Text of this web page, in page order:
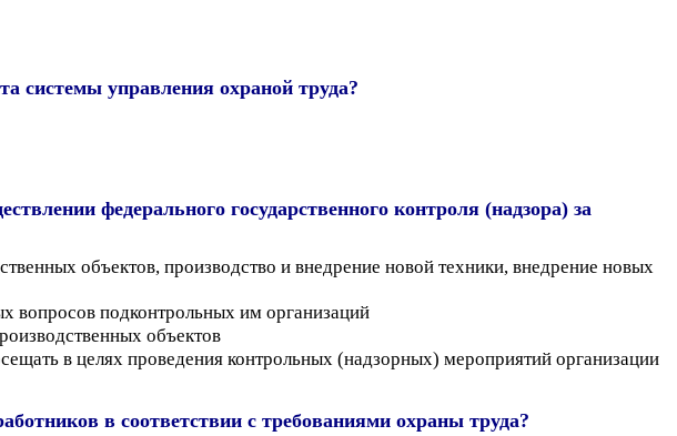
системы управления охраной труда?
федерального государственного контроля (надзора) за
объектов, производство и внедрение новой техники, внедрение новых
вопросов подконтрольных им организаций
объектов
в целях проведения контрольных (надзорных) мероприятий организации
в соответствии с требованиями охраны труда?